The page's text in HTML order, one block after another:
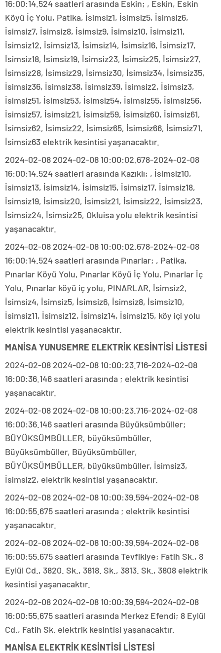
16:00:14.524 saatleri arasında Eskin; , Eskin, Eskin
Köyü İç Yolu, Patika, İsimsiz1, İsimsiz5, İsimsiz6,
İsimsiz7, İsimsiz8, İsimsiz9, İsimsiz10, İsimsiz11,
İsimsiz12, İsimsiz13, İsimsiz14, İsimsiz16, İsimsiz17,
İsimsiz18, İsimsiz19, İsimsiz23, İsimsiz25, İsimsiz27,
İsimsiz28, İsimsiz29, İsimsiz30, İsimsiz34, İsimsiz35,
İsimsiz36, İsimsiz38, İsimsiz39, İsimsiz2, İsimsiz3,
İsimsiz51, İsimsiz53, İsimsiz54, İsimsiz55, İsimsiz56,
İsimsiz57, İsimsiz21, İsimsiz59, İsimsiz60, İsimsiz61,
İsimsiz62, İsimsiz22, İsimsiz65, İsimsiz66, İsimsiz71,
İsimsiz63 elektrik kesintisi yaşanacaktır.
2024-02-08 2024-02-08 10:00:02.678-2024-02-08
16:00:14.524 saatleri arasında Kazıklı; , İsimsiz10,
İsimsiz13, İsimsiz14, İsimsiz15, İsimsiz17, İsimsiz18,
İsimsiz19, İsimsiz20, İsimsiz21, İsimsiz22, İsimsiz23,
İsimsiz24, İsimsiz25, Okluisa yolu elektrik kesintisi
yaşanacaktır.
2024-02-08 2024-02-08 10:00:02.678-2024-02-08
16:00:14.524 saatleri arasında Pınarlar; , Patika,
Pınarlar Köyü Yolu, Pınarlar Köyü İç Yolu, Pınarlar İç
Yolu, Pınarlar köyü iç yolu, PINARLAR, İsimsiz2,
İsimsiz4, İsimsiz5, İsimsiz6, İsimsiz8, İsimsiz10,
İsimsiz11, İsimsiz12, İsimsiz14, İsimsiz15, köy içi yolu
elektrik kesintisi yaşanacaktır.
MANİSA YUNUSEMRE ELEKTRİK KESİNTİSİ LİSTESİ
2024-02-08 2024-02-08 10:00:23.716-2024-02-08
16:00:36.146 saatleri arasında ; elektrik kesintisi
yaşanacaktır.
2024-02-08 2024-02-08 10:00:23.716-2024-02-08
16:00:36.146 saatleri arasında Büyüksümbüller;
BÜYÜKSÜMBÜLLER, büyüksümbüller,
Büyüksümbüller, Büyüksümbüller,
BÜYÜKSÜMBÜLLER, büyüksümbüller, İsimsiz3,
İsimsiz2, elektrik kesintisi yaşanacaktır.
2024-02-08 2024-02-08 10:00:39.594-2024-02-08
16:00:55.675 saatleri arasında ; elektrik kesintisi
yaşanacaktır.
2024-02-08 2024-02-08 10:00:39.594-2024-02-08
16:00:55.675 saatleri arasında Tevfikiye; Fatih Sk., 8
Eylül Cd., 3820. Sk., 3818. Sk., 3813. Sk., 3808 elektrik
kesintisi yaşanacaktır.
2024-02-08 2024-02-08 10:00:39.594-2024-02-08
16:00:55.675 saatleri arasında Merkez Efendi; 8 Eylül
Cd., Fatih Sk. elektrik kesintisi yaşanacaktır.
MANİSA ELEKTRİK KESİNTİSİ LİSTESİ